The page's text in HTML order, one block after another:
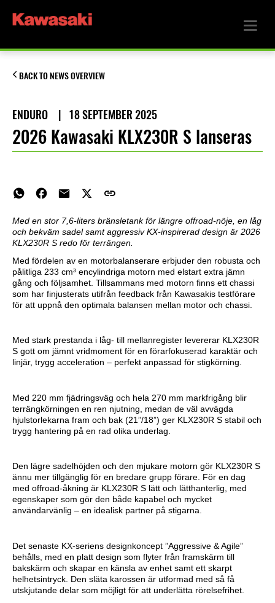
BACK TO NEWS OVERVIEW
ENDURO | 18 SEPTEMBER 2025
2026 Kawasaki KLX230R S lanseras
Med en stor 7,6-liters bränsletank för längre offroad-nöje, en låg
och bekväm sadel samt aggressiv KX-inspirerad design är 2026
KLX230R S redo för terrängen.
Med fördelen av en motorbalanserare erbjuder den robusta och
pålitliga 233 cm³ encylindriga motorn med elstart extra jämn
gång och följsamhet. Tillsammans med motorn finns ett chassi
som har finjusterats utifrån feedback från Kawasakis testförare
för att uppnå den optimala balansen mellan motor och chassi.
Med stark prestanda i låg- till mellanregister levererar KLX230R
S gott om jämnt vridmoment för en förarfokuserad karaktär och
linjär, trygg acceleration – perfekt anpassad för stigkörning.
Med 220 mm fjädringsväg och hela 270 mm markfrigång blir
terrängkörningen en ren njutning, medan de väl avvägda
hjulstorlekarna fram och bak (21”/18”) ger KLX230R S stabil och
trygg hantering på en rad olika underlag.
Den lägre sadelhöjden och den mjukare motorn gör KLX230R S
ännu mer tillgänglig för en bredare grupp förare. För en dag
med offroad-åkning är KLX230R S lätt och lätthanterlig, med
egenskaper som gör den både kapabel och mycket
användarvänlig – en idealisk partner på stigarna.
Det senaste KX-seriens designkoncept ”Aggressive & Agile”
behålls, med en platt design som flyter från framskärm till
bakskärm och skapar en känsla av enhet samt ett skarpt
helhetsintryck. Den släta karossen är utformad med så få
utskjutande delar som möjligt för att underlätta rörelsefrihet.